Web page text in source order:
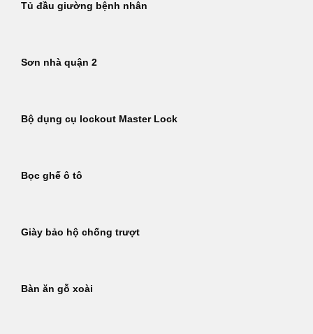
Tủ đầu giường bệnh nhân
Sơn nhà quận 2
Bộ dụng cụ lockout Master Lock
Bọc ghế ô tô
Giày bảo hộ chống trượt
Bàn ăn gỗ xoài